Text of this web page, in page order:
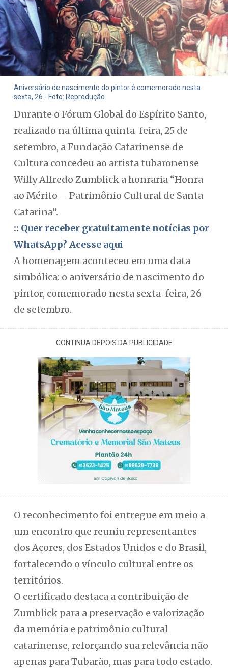
Aniversário de nascimento do pintor é comemorado nesta
sexta, 26 - Foto: Reprodução
Durante o Fórum Global do Espírito Santo,
realizado na última quinta-feira, 25 de
setembro, a Fundação Catarinense de
Cultura concedeu ao artista tubaronense
Willy Alfredo Zumblick a honraria “Honra
ao Mérito – Patrimônio Cultural de Santa
Catarina”.
:: Quer receber gratuitamente notícias por
WhatsApp? Acesse aqui
A homenagem aconteceu em uma data
simbólica: o aniversário de nascimento do
pintor, comemorado nesta sexta-feira, 26
de setembro.
CONTINUA DEPOIS DA PUBLICIDADE
O reconhecimento foi entregue em meio a
um encontro que reuniu representantes
dos Açores, dos Estados Unidos e do Brasil,
fortalecendo o vínculo cultural entre os
territórios.
O certificado destaca a contribuição de
Zumblick para a preservação e valorização
da memória e patrimônio cultural
catarinense, reforçando sua relevância não
apenas para Tubarão, mas para todo estado.